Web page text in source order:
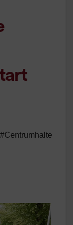
#Centrumhalte